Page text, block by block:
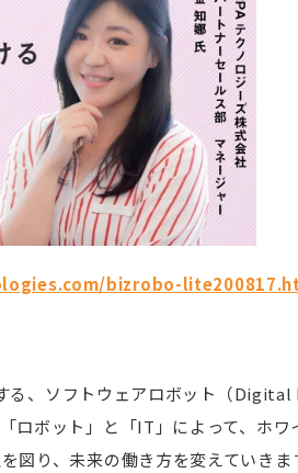
bizrobo-
る、ソフトウェアロボット（
ロボット」と「IT」によって、ホ
図り、未来の働き方を変えていきま